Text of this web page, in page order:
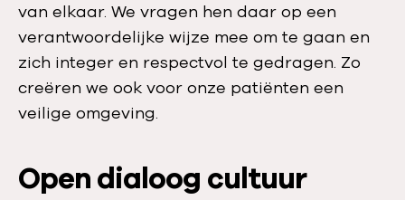
van elkaar. We vragen hen daar op een
verantwoordelijke wijze mee om te gaan en
zich integer en respectvol te gedragen. Zo
creëren we ook voor onze patiënten een
veilige omgeving.
Open dialoog cultuur